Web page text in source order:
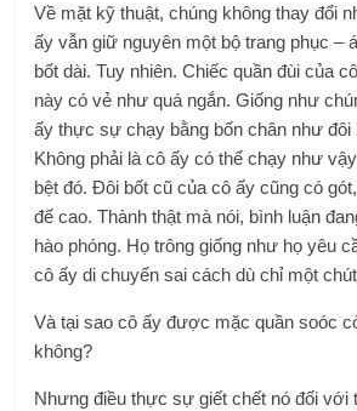
Về mặt kỹ thuật, chúng không thay đổi
ấy vẫn giữ nguyên một bộ trang phục –
bốt dài. Tuy nhiên. Chiếc quần đùi của
này có vẻ như quá ngắn. Giống như
ấy thực sự chạy bằng bốn chân như đôi
Không phải là cô ấy có thể chạy như
bệt đó. Đôi bốt cũ của cô ấy cũng có
đế cao. Thành thật mà nói, bình luận
hào phóng. Họ trông giống như họ yêu
cô ấy di chuyển sai cách dù chỉ một
Và tại sao cô ấy được mặc quần soóc
không?
Nhưng điều thực sự giết chết nó đối với